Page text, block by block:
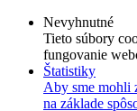
Nevyhnutné
Tieto súbory
fungovanie
Štatistiky
Aby sme mohli
na základe